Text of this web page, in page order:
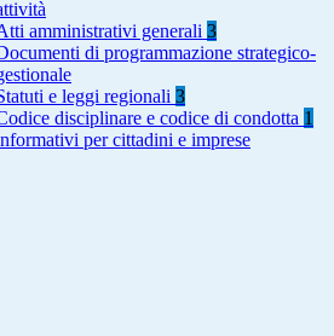
amministrativi generali 3
di programmazione strategico-
e leggi regionali 3
disciplinare e codice di condotta 1
per cittadini e imprese